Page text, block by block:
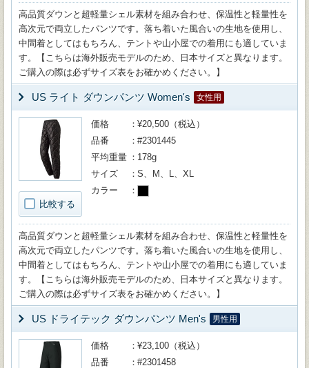
高品質ダウンと超軽量シェル素材を組み合わせ、保温性と軽量性を
高次元で両立したパンツです。落ち着いた風合いの生地を使用し、
中間着としてはもちろん、テントや山小屋での着用にも適していま
す。【こちらは海外販売モデルのため、日本サイズと異なります。
ご購入の際は必ずサイズ表をお確かめください。】
US ライト ダウンパンツ Women's 女性用
比較する
価格
¥20,500（税込）
品番
#2301445
平均重量
178g
サイズ
S、M、L、XL
カラー
高品質ダウンと超軽量シェル素材を組み合わせ、保温性と軽量性を
高次元で両立したパンツです。落ち着いた風合いの生地を使用し、
中間着としてはもちろん、テントや山小屋での着用にも適していま
す。【こちらは海外販売モデルのため、日本サイズと異なります。
ご購入の際は必ずサイズ表をお確かめください。】
US ドライテック ダウンパンツ Men's 男性用
価格
¥23,100（税込）
品番
#2301458